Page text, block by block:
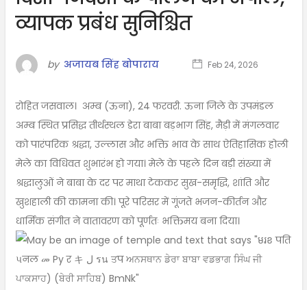
व्यापक प्रबंध सुनिश्चित
by अजायब सिंह बोपाराय Feb 24, 2026
रोहित जसवाल। अम्ब (ऊना), 24 फरवरी. ऊना जिले के उपमंडल
अम्ब स्थित प्रसिद्ध तीर्थस्थल डेरा बाबा बड़भाग सिंह, मैड़ी में मंगलवार
को पारंपरिक श्रद्धा, उल्लास और भक्ति भाव के साथ ऐतिहासिक होली
मेले का विधिवत शुभारंभ हो गया। मेले के पहले दिन बड़ी संख्या में
श्रद्धालुओं ने बाबा के दर पर माथा टेककर सुख-समृद्धि, शांति और
खुशहाली की कामना की। पूरे परिसर में गूंजते भजन-कीर्तन और
धार्मिक संगीत ने वातावरण को पूर्णतः भक्तिमय बना दिया।